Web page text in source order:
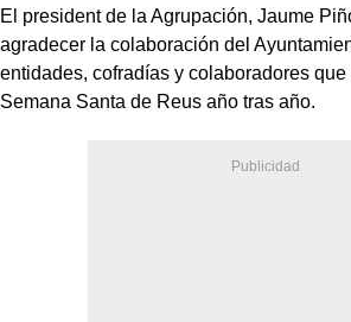
El president de la Agrupación, Jaume
agradecer la colaboración del
entidades, cofradías y colaboradores
Semana Santa de Reus año tras año.